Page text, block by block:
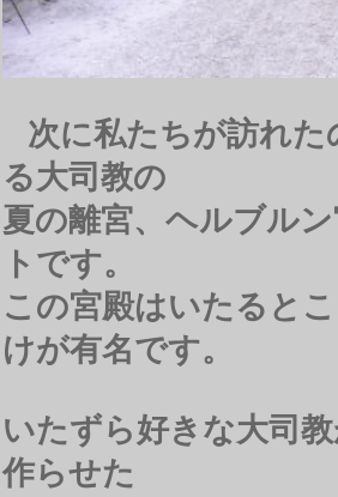
次に私たちが訪れ
る大司教の
夏の離宮、ヘルブル
トです。
この宮殿はいたると
けが有名です。
いたずら好きな大司
作らせた